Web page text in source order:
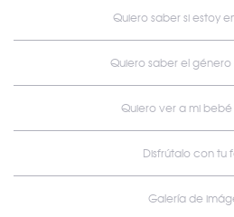
Quiero saber si estoy
Quiero saber el
Quiero ver a mi
Disfrútalo con tu
Galería de